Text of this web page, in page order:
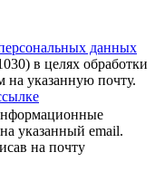
данных
в целях обработки
на указанную почту.
указанный email.
на почту